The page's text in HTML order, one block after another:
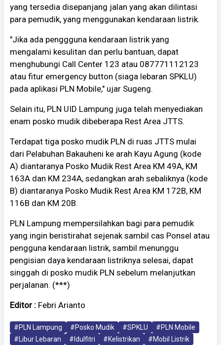
yang tersedia disepanjang jalan yang akan dilintasi
para pemudik, yang menggunakan kendaraan listrik.
"Jika ada penggguna kendaraan listrik yang
mengalami kesulitan dan perlu bantuan, dapat
menghubungi Call Center 123 atau 087771112123
atau fitur emergency button (siaga lebaran SPKLU)
pada aplikasi PLN Mobile," ujar Sugeng.
Selain itu, PLN UID Lampung juga telah menyediakan
enam posko mudik dibeberapa Rest Area JTTS.
Terdapat tiga posko mudik PLN di ruas JTTS mulai
dari Pelabuhan Bakauheni ke arah Kayu Agung (kode
A) diantaranya Posko Mudik Rest Area KM 49A, KM
163A dan KM 234A, sedangkan arah sebaliknya (kode
B) diantaranya Posko Mudik Rest Area KM 172B, KM
116B dan KM 20B.
PLN Lampung mempersilahkan bagi para pemudik
yang ingin beristirahat sejenak sambil cas Ponsel atau
pengguna kendaraan listrik, sambil menunggu
pengisian daya kendaraan listriknya selesai, dapat
singgah di posko mudik PLN sebelum melanjutkan
perjalanan. (***)
Editor : Febri Arianto
#PLN Lampung #Posko Mudik #SPKLU
#PLN Mobile
#Libur Lebaran
#Idulfitri #Kelistrikan #Mobil Listrik